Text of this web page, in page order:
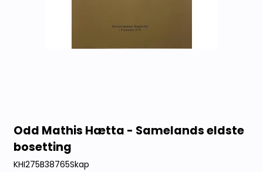
Odd Mathis Hætta - Samelands eldste
bosetting
KHI275B38765Skap